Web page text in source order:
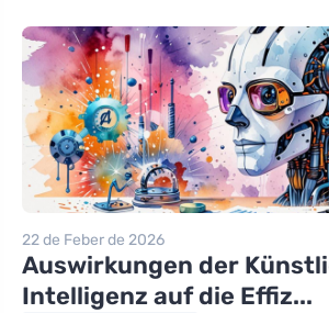
22 de Feber de 2026
Auswirkungen der
Intelligenz auf die Effiz...